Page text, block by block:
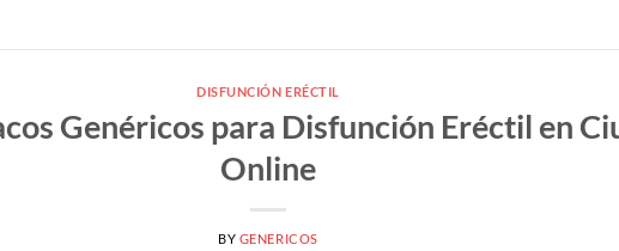
DISFUNCIÓN ERÉCTIL
Genéricos para Disfunción Eréctil en
Online
BY GENERICOS